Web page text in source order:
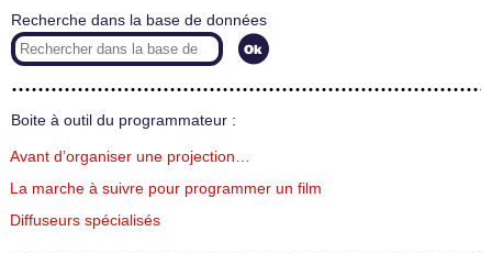
Recherche dans la base de données
Boite à outil du programmateur :
Avant d’organiser une projection…
La marche à suivre pour programmer un film
Diffuseurs spécialisés